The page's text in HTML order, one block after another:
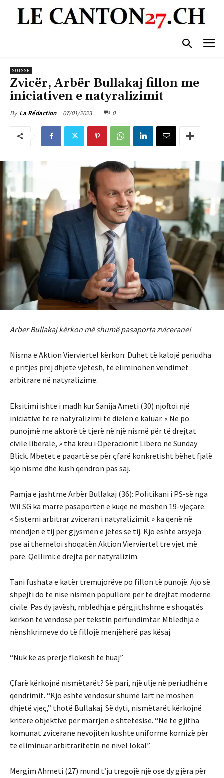
SUISSE
Zvicër, Arbër Bullakaj fillon me
iniciativen e natyralizimit
By La Rédaction 07/01/2023 0
Arber Bullakaj kërkon më shumë pasaporta zvicerane!
Nisma e Aktion Vierviertel kërkon: Duhet të kalojë periudha
e pritjes prej dhjetë vjetësh, të eliminohen vendimet
arbitrare në natyralizime.
Eksitimi ishte i madh kur Sanija Ameti (30) njoftoi një
iniciativë të re natyralizimi të dielën e kaluar. « Ne po
punojmë me aktorë të tjerë në një nismë për të drejtat
civile liberale, » tha kreu i Operacionit Libero në Sunday
Blick. Mbetet e paqartë se për çfarë konkretisht bëhet fjalë
kjo nismë dhe kush qëndron pas saj.
Pamja e jashtme Arbër Bullakaj (36): Politikani i PS-së nga
Wil SG ka marrë pasaportën e kuqe në moshën 19-vjeçare.
« Sistemi arbitrar zviceran i natyralizimit » ka qenë në
mendjen e tij për gjysmën e jetës së tij. Kjo është arsyeja
pse ai themeloi shoqatën Aktion Vierviertel tre vjet më
parë. Qëllimi: e drejta për natyralizim.
Tani fushata e katër tremujorëve po fillon të punojë. Ajo së
shpejti do të nisë nismën popullore për të drejtat moderne
civile. Pas dy javësh, mbledhja e përgjithshme e shoqatës
kërkon të vendosë për tekstin përfundimtar. Mbledhja e
nënshkrimeve do të fillojë menjëherë pas kësaj.
“Nuk ke as prerje flokësh të huaj”
Çfarë kërkojnë nismëtarët? Së pari, një ulje në periudhën e
qëndrimit. “Kjo është vendosur shumë lart në moshën
dhjetë vjeç,” thotë Bullakaj. Së dyti, nismëtarët kërkojnë
kritere objektive për marrjen e shtetësisë. “Në të gjitha
komunat zvicerane nevojiten kushte uniforme kornizë për
të eliminuar arbitraritetin në nivel lokal”.
Mergim Ahmeti (27) mund t’ju tregojë një ose dy gjëra për